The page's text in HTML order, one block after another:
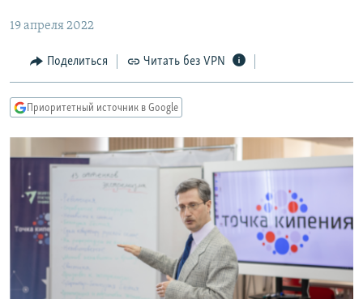
Вернутся
Вернутся
поиску
МНЕНИЯ
КУЛЬТУРА
КАВКАЗ.РЕАЛИИ
СЕВЕР.РЕАЛИИ
СИБИРЬ.РЕАЛИИ
РАСПИСАНИЕ ВЕЩАНИЯ
ПОДПИШИТЕСЬ НА РАССЫЛКУ
СОЦИАЛЬНЫЕ СЕТИ
19 апреля 2022
Поделиться Читать без VPN
Приоритетный источник в Google